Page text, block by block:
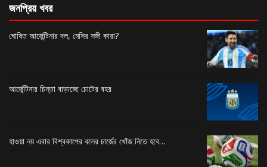
জনপ্রিয় খবর
ঘোষিত আর্জেন্টিনার দল, মেসির সঙ্গী কারা?
আর্জেন্টিনার চিন্তা বাড়াচ্ছে চোটের বহর
হাওয়া নয় এবার বিশ্বকাপের বলের চার্জের খোঁজ নিতে হবে…